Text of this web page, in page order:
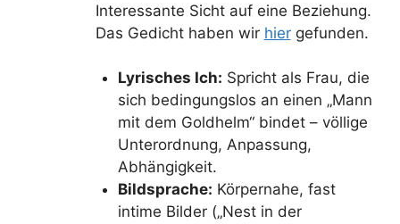
Interessante Sicht auf eine Beziehung.
Das Gedicht haben wir hiergefunden.
Lyrisches Ich: Spricht als Frau, die
sich bedingungslos an einen „Mann
mit dem Goldhelm“ bindet – völlige
Unterordnung, Anpassung,
Abhängigkeit.
Bildsprache: Körpernahe, fast
intime Bilder („Nest in der